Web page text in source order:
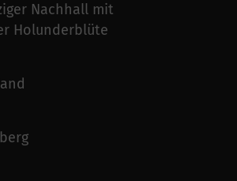
Nachhall mit
Holunderblüte